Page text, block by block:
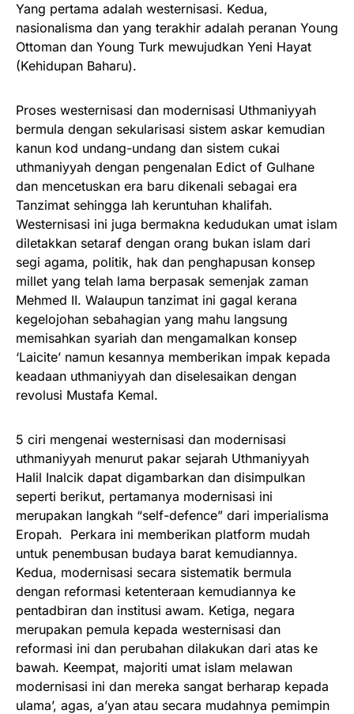
Yang pertama adalah westernisasi. Kedua,
nasionalisma dan yang terakhir adalah peranan Young
Ottoman dan Young Turk mewujudkan Yeni Hayat
(Kehidupan Baharu).
Proses westernisasi dan modernisasi Uthmaniyyah
bermula dengan sekularisasi sistem askar kemudian
kanun kod undang-undang dan sistem cukai
uthmaniyyah dengan pengenalan Edict of Gulhane
dan mencetuskan era baru dikenali sebagai era
Tanzimat sehingga lah keruntuhan khalifah.
Westernisasi ini juga bermakna kedudukan umat islam
diletakkan setaraf dengan orang bukan islam dari
segi agama, politik, hak dan penghapusan konsep
millet yang telah lama berpasak semenjak zaman
Mehmed II. Walaupun tanzimat ini gagal kerana
kegelojohan sebahagian yang mahu langsung
memisahkan syariah dan mengamalkan konsep
‘Laicite’ namun kesannya memberikan impak kepada
keadaan uthmaniyyah dan diselesaikan dengan
revolusi Mustafa Kemal.
5 ciri mengenai westernisasi dan modernisasi
uthmaniyyah menurut pakar sejarah Uthmaniyyah
Halil Inalcik dapat digambarkan dan disimpulkan
seperti berikut, pertamanya modernisasi ini
merupakan langkah “self-defence” dari imperialisma
Eropah. Perkara ini memberikan platform mudah
untuk penembusan budaya barat kemudiannya.
Kedua, modernisasi secara sistematik bermula
dengan reformasi ketenteraan kemudiannya ke
pentadbiran dan institusi awam. Ketiga, negara
merupakan pemula kepada westernisasi dan
reformasi ini dan perubahan dilakukan dari atas ke
bawah. Keempat, majoriti umat islam melawan
modernisasi ini dan mereka sangat berharap kepada
ulama’, agas, a’yan atau secara mudahnya pemimpin